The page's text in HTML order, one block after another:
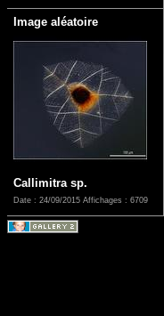
Image aléatoire
Callimitra sp.
Date : 24/09/2015 Affichages : 6709